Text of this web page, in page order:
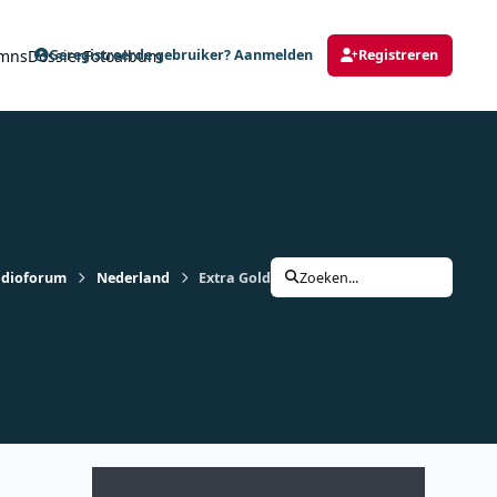
DossierFotoalbum
Geregistreerde gebruiker? Aanmelden Registreren
Nederland Extra Gold (2017-07-02) - Top40, Tipparade
Zoeken...